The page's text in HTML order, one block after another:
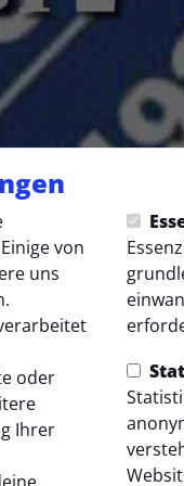
von
uns
oder
Ihrer